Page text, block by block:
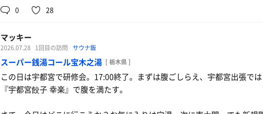
教え子が焼きそば焼く、って言ってたので腹空かせて行きましたw
況！
オーナーのりょうさんやパパさんママさんにもご挨拶して、本日は60分制
すぐサウナ始めず、教え子の焼きそばを注文して、あとはパパさんと談笑
ば会話に夢中でこの日写真ほぼほぼ撮らなかった💦)
焼きそば美味しかったよー❣️
他にもアイス屋さん・ベビーカステラ屋さん。タコス屋さんは僕が行った
0 28
マッキー
2026.07.28 1回目の訪問 サウナ飯
スーパー銭湯コール宝木之湯 [ 栃木県 ]
この日は宇都宮で研修会。17:00終了。まずは腹ごしらえ、宇都宮出張で
『宇都宮餃子 幸楽』で腹を満たす。